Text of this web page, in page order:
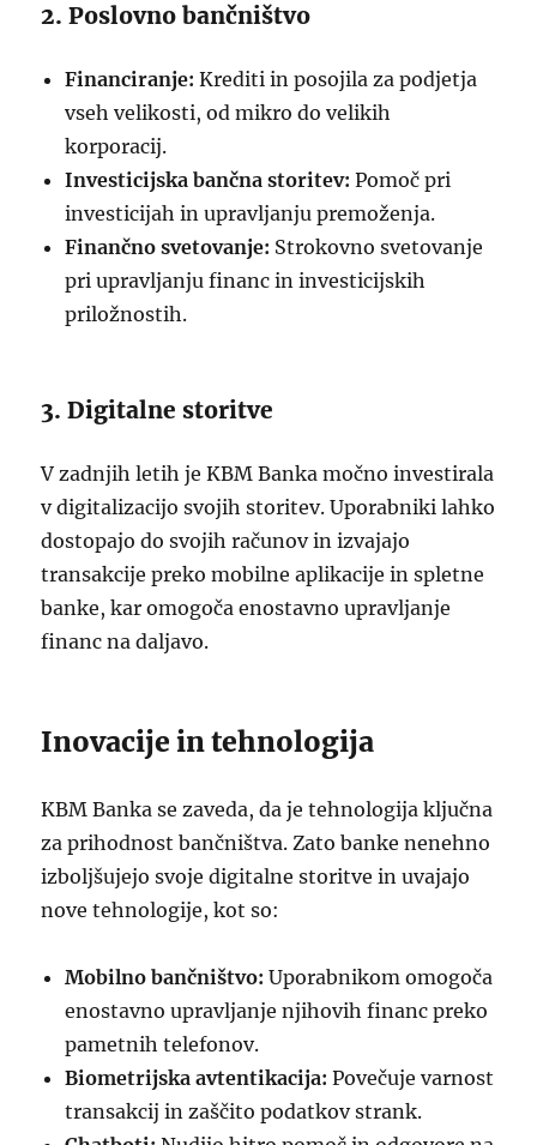
2. Poslovno bančništvo
Financiranje: Krediti in posojila za podjetja
vseh velikosti, od mikro do velikih
korporacij.
Investicijska bančna storitev: Pomoč pri
investicijah in upravljanju premoženja.
Finančno svetovanje: Strokovno svetovanje
pri upravljanju financ in investicijskih
priložnostih.
3. Digitalne storitve
V zadnjih letih je KBM Banka močno investirala
v digitalizacijo svojih storitev. Uporabniki lahko
dostopajo do svojih računov in izvajajo
transakcije preko mobilne aplikacije in spletne
banke, kar omogoča enostavno upravljanje
financ na daljavo.
Inovacije in tehnologija
KBM Banka se zaveda, da je tehnologija ključna
za prihodnost bančništva. Zato banke nenehno
izboljšujejo svoje digitalne storitve in uvajajo
nove tehnologije, kot so:
Mobilno bančništvo: Uporabnikom omogoča
enostavno upravljanje njihovih financ preko
pametnih telefonov.
Biometrijska avtentikacija: Povečuje varnost
transakcij in zaščito podatkov strank.